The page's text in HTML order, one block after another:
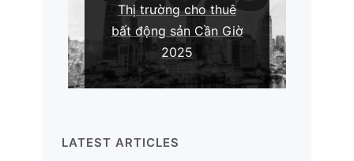
Thị trường cho thuê
bất động sản Cần Giờ
2025
LATEST ARTICLES